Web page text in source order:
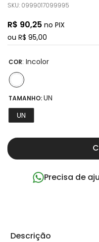
SKU: 0999017099995
R$ 90,25 no PIX
ou R$ 95,00
COR: Incolor
TAMANHO:UN
UN
Precisa de
Descrição